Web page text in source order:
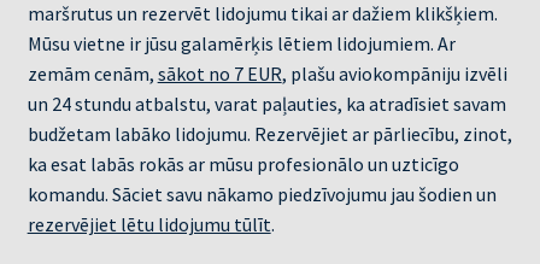
maršrutus un rezervēt lidojumu tikai ar dažiem klikšķiem.
Mūsu vietne ir jūsu galamērķis lētiem lidojumiem. Ar
zemām cenām, sākot no 7 EUR, plašu aviokompāniju izvēli
un 24 stundu atbalstu, varat paļauties, ka atradīsiet savam
budžetam labāko lidojumu. Rezervējiet ar pārliecību, zinot,
ka esat labās rokās ar mūsu profesionālo un uzticīgo
komandu. Sāciet savu nākamo piedzīvojumu jau šodien un
rezervējiet lētu lidojumu tūlīt.